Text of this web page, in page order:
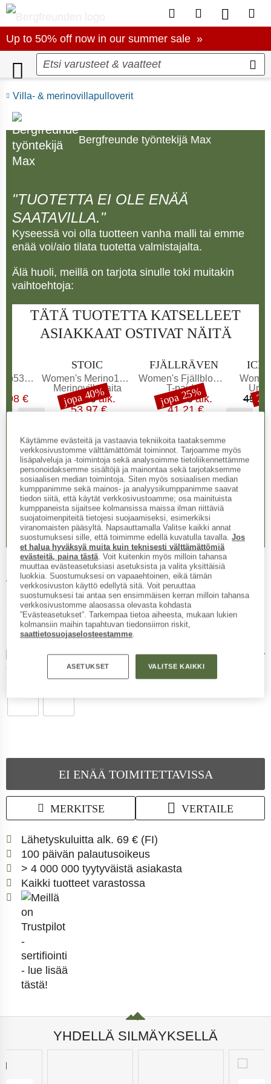
Tästä asiakastilille
TästäTästä
Up to 50% off now in our summer sale
Up to 50% off now in our summer sale »
Villa- & merinovillapulloverit
Bergfreunde työntekijä Max
"TUOTETTA EI OLE ENÄÄ
SAATAVILLA."
Kyseessä voi olla tuotteen vanha malli tai emme
enää voi/aio tilata tuotetta valmistajalta.
Älä huoli, meillä on tarjota sinulle toki muitakin
vaihtoehtoja:
TÄTÄ TUOTETTA KATSELLEET
ASIAKKAAT OSTIVAT NÄITÄ
Shorts
hinta
€
+1
MERKKI
STOIC
Tuote
Women's Merino180 BengtSt. T-Shirt slim
Tuoteryhmä
Merinovillapaita
Hinta
89,95 €Alennettu hinta
alk.
53,97 €
4,6 (25)
Alennus
jopa 40%
MERKKI
FJÄLLRÄVEN
Tuote
Women's Fjällblomster Logo T-Shirt
Tuoteryhmä
T-paidat
Hinta
54,95 €Alennettu hinta
alk.
41,21 €
0,0(0)
Alennus
jopa 25%
Tuote
AMUNDSEN SPORTS - Women's
Hut Half Zip - Pulloverit
(0)
Yksityiskohtaiset tiedot
EI ENÄÄ TOIMITETTAVISSA
MERKITSE VERTAILE
Lähetyskuluitta alk. 69 € (FI)
100 päivän palautusoikeusSiirry palautusoikeuteen
> 4 000 000 tyytyväistä asiakasta
Kaikki tuotteet varastossa
YHDELLÄ SILMÄYKSELLÄ
Käytämme evästeitä ja vastaavia tekniikoita taataksemme
verkkosivustomme välttämättömät toiminnot. Tarjoamme myös
lisäpalveluja ja -toimintoja sekä analysoimme tietoliikennettämme
personoidaksemme sisältöjä ja mainontaa sekä tarjotaksemme
sosiaalisen median toimintoja. Siten myös sosiaalisen median
kumppanimme sekä mainos- ja analyysikumppanimme saavat
tiedon siitä, että käytät verkkosivustoamme; osa mainituista
kumppaneista sijaitsee kolmansissa maissa ilman riittäviä
suojatoimenpiteitä tietojesi suojaamiseksi, esimerkiksi
viranomaisten pääsyltä. Napsauttamalla Valitse kaikki annat
suostumuksesi sille, että toimimme edellä kuvatulla tavalla.Jos
et halua hyväksyä muita kuin teknisesti välttämättömiä
evästeitä, paina tästä. Voit kuitenkin myös milloin tahansa
muuttaa evästeasetuksiasi asetuksista ja valita yksittäisiä
luokkia. Suostumuksesi on vapaaehtoinen, eikä tämän
verkkosivuston käyttö edellytä sitä. Voit peruuttaa
suostumuksesi tai antaa sen ensimmäisen kerran milloin tahansa
verkkosivustomme alaosassa olevasta kohdasta
”Evästeasetukset”. Tarkempaa tietoa aiheesta, mukaan lukien
kolmansiin maihin tapahtuvan tiedonsiirron riskit,
saattietosuojaselosteestamme.
ASETUKSET VALITSE KAIKKI